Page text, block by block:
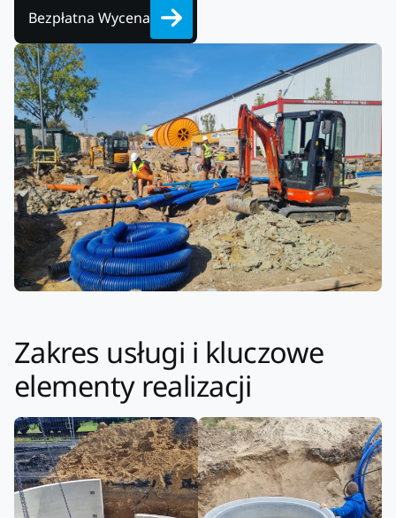
Bezpłatna Wycena
Zakres usługi i kluczowe
elementy realizacji